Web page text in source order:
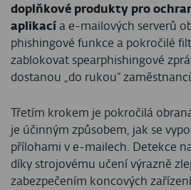
doplňkové produkty pro
aplikací a e-mailových serverů
phishingové funkce a pokročilé
zablokovat spearphishingové
dostanou „do rukou“
Třetím krokem je pokročilá
je účinným způsobem, jak se
přílohami v e-mailech. Detekce
díky strojovému učení výrazně
zabezpečením koncových